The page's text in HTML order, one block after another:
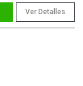
Ver Detalles